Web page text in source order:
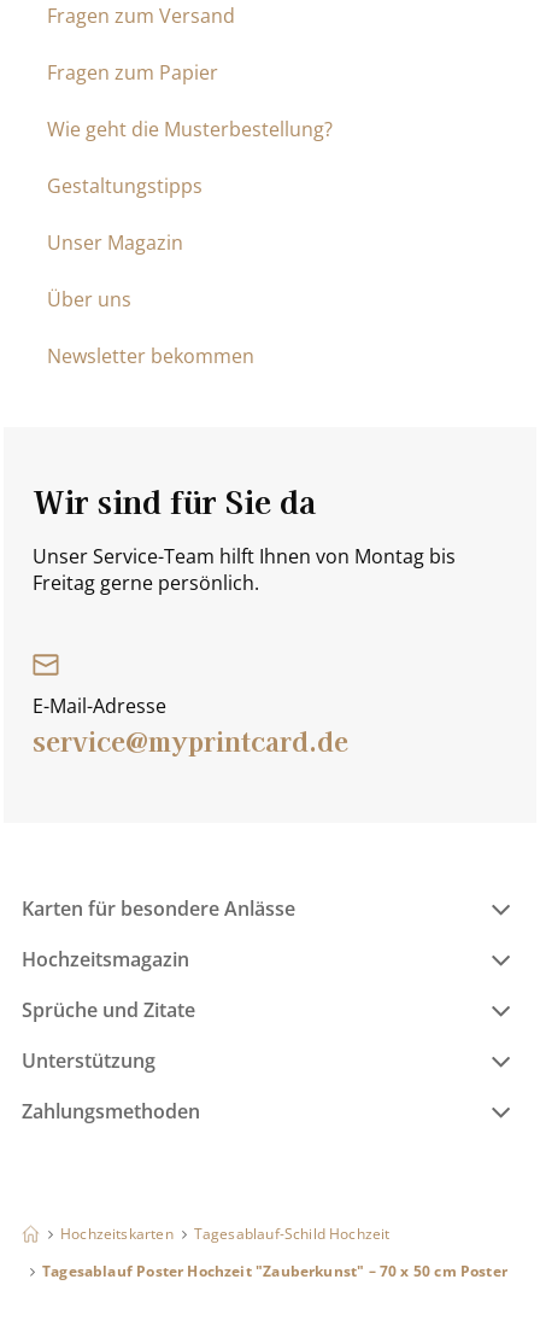
Fragen zum Versand
Fragen zum Papier
Wie geht die Musterbestellung?
Gestaltungstipps
Unser Magazin
Über uns
Newsletter bekommen
Wir sind für Sie da
Unser Service-Team hilft Ihnen von Montag bis
Freitag gerne persönlich.
E-Mail-Adresse
service@myprintcard.de
Karten für besondere Anlässe
Hochzeitsmagazin
Sprüche und Zitate
Unterstützung
Zahlungsmethoden
Hochzeitskarten
Tagesablauf-Schild Hochzeit
Tagesablauf Poster Hochzeit "Zauberkunst" – 70 x 50 cm Poster